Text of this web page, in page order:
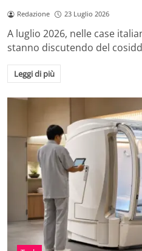
Redazione 23 Luglio 2026
A luglio 2026, nelle case
stanno discutendo del
Leggi di più